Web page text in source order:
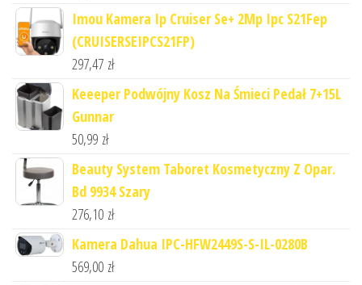
Imou Kamera Ip Cruiser Se+ 2Mp Ipc S21Fep
(CRUISERSEIPCS21FP)
297,47 zł
Keeeper Podwójny Kosz Na Śmieci Pedał 7+15L
Gunnar
50,99 zł
Beauty System Taboret Kosmetyczny Z Opar.
Bd 9934 Szary
276,10 zł
Kamera Dahua IPC-HFW2449S-S-IL-0280B
569,00 zł